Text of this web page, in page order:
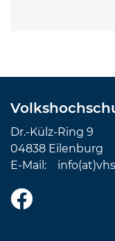
Dr.-Külz-Ring 9
04838 Eilenburg
E-Mail: